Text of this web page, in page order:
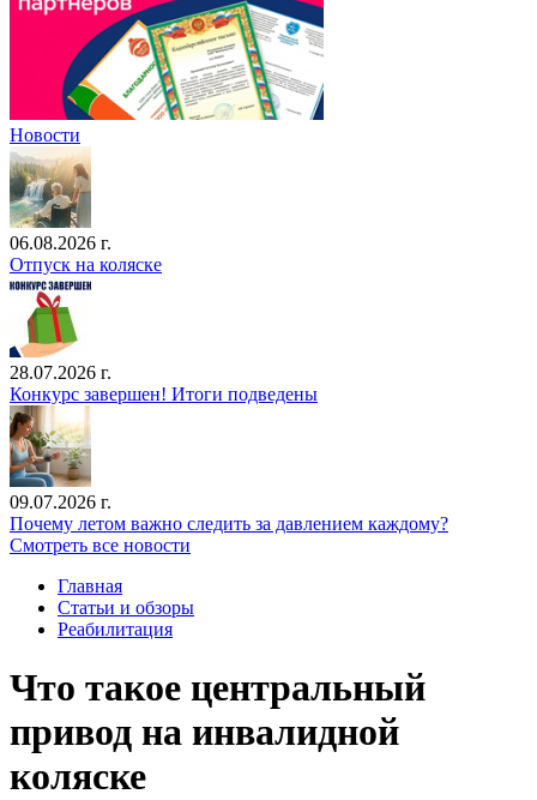
Новости
06.08.2026 г.
Отпуск на коляске
28.07.2026 г.
Конкурс завершен! Итоги подведены
09.07.2026 г.
Почему летом важно следить за давлением каждому?
Смотреть все новости
Главная
Статьи и обзоры
Реабилитация
Что такое центральный
привод на инвалидной
коляске